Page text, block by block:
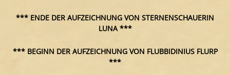
*** ENDE DER AUFZEICHNUNG VON STERNENSCHAUERIN
LUNA ***
*** BEGINN DER AUFZEICHNUNG VON FLUBBIDINIUS FLURP
***